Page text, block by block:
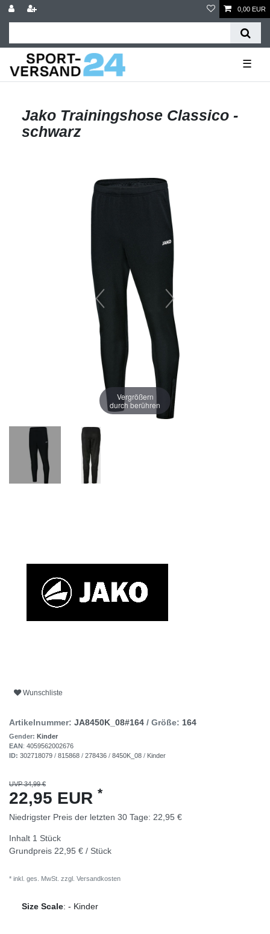
0,00 EUR
☰
Jako Trainingshose Classico -
schwarz
Vergrößern
durch berühren
Wunschliste
Artikelnummer: JA8450K_08#164 / Größe: 164
Gender: Kinder
EAN: 4059562002676
ID: 302718079 / 815868 / 278436 / 8450K_08 / Kinder
UVP 34,99 €
22,95 EUR *
Niedrigster Preis der letzten 30 Tage: 22,95 €
Inhalt 1 Stück
Grundpreis 22,95 € / Stück
* inkl. ges. MwSt. zzgl. Versandkosten
Size Scale: - Kinder